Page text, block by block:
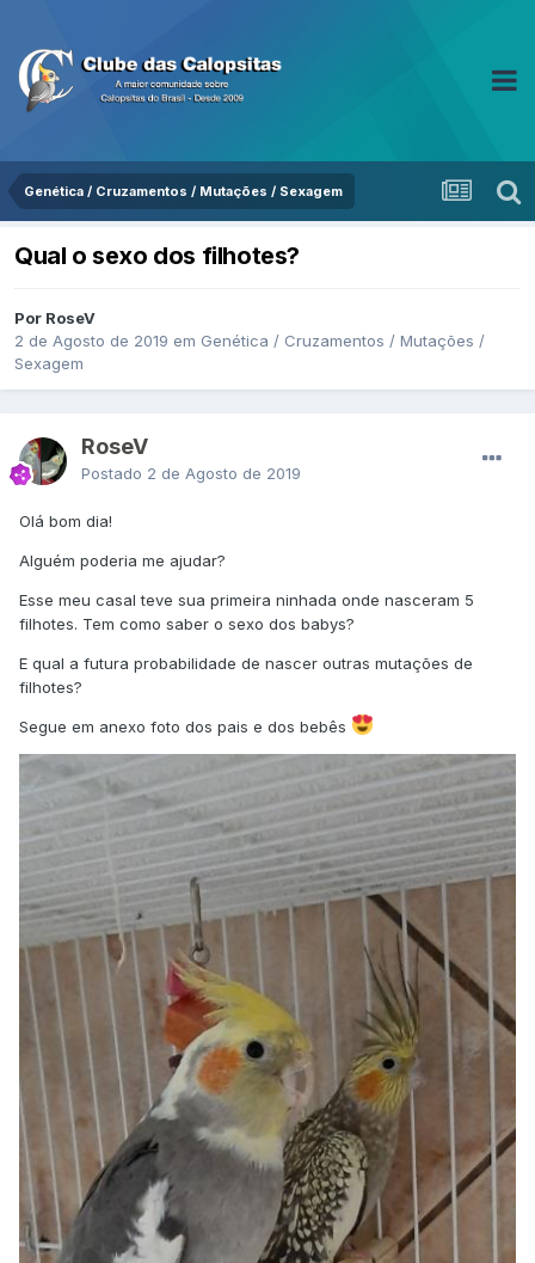
Genética / Cruzamentos / Mutações / Sexagem
Qual o sexo dos filhotes?
Por RoseV
2 de Agosto de 2019 em Genética / Cruzamentos / Mutações /
Sexagem
RoseV
Postado 2 de Agosto de 2019
Olá bom dia!
Alguém poderia me ajudar?
Esse meu casal teve sua primeira ninhada onde nasceram 5
filhotes. Tem como saber o sexo dos babys?
E qual a futura probabilidade de nascer outras mutações de
filhotes?
Segue em anexo foto dos pais e dos bebês